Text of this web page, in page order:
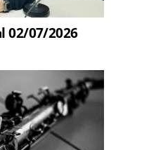
02/07/2026